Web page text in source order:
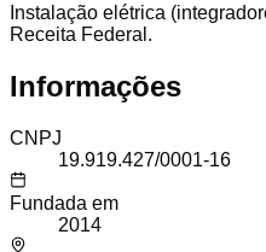
Instalação elétrica
Receita Federal.
Informações
CNPJ
19.919.427/0001-16
Fundada em
2014